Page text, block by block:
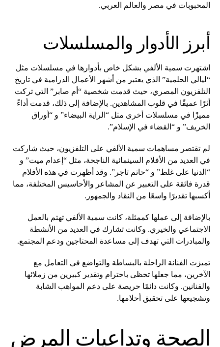
المحبوبات في مصر والعالم العربي.
أبرز الأدوار والمسلسلات
اشتهرت سمية الألفي بشكل خاص بأدوارها في مسلسلات مثل
“ليالي الحلمية” الذي يعتبر من أشهر الأعمال الدرامية في تاريخ
التلفزيون المصري، حيث قدمت شخصية “أم صابر” التي تركت
أثرًا عميقًا في قلوب المشاهدين. بالإضافة إلى ذلك، قدمت أداءً
مميزًا في مسلسلات أخرى مثل “الراية البيضاء” و “أوراق
الخريف” و “القضاء في الإسلام”.
لم تقتصر مساهمات سمية الألفي على التلفزيون، حيث شاركت
في العديد من الأفلام السينمائية الناجحة، مثل “إعدام ميت” و
“الدنيا على غلط” و “حاتم تاجر”. وقد أظهرت في هذه الأفلام
قدرة فائقة على التعبير عن المشاعر والأحاسيس المختلفة، مما
أكسبها تقديرًا واسعًا من النقاد والجمهور.
بالإضافة إلى عملها كممثلة، كانت سمية الألفي تهتم بالعمل
الاجتماعي والخيري. وكانت تشارك في العديد من الأنشطة
والمبادرات التي تهدف إلى مساعدة المحتاجين ودعم المجتمع.
تميزت الفنانة الراحلة بالبساطة والتواضع في التعامل مع
الآخرين، مما جعلها تحظى باحترام وتقدير كبيرين من زملائها
والفنانين. وكانت دائمًا حريصة على دعم المواهب الشابة
وتشجيعها على تحقيق أحلامها.
الصحة وتداعيات المرض